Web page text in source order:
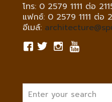
โทร: 0 2579 1111 ต่อ
แฟกซ์: 0 2579 1111 ต่อ
อีเมล์: